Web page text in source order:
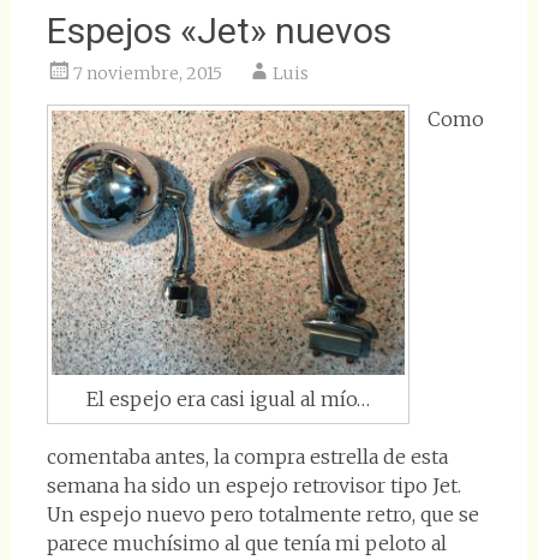
Espejos «Jet» nuevos
7 noviembre, 2015 Luis
El espejo era casi igual al mío…
Como
comentaba antes, la compra estrella de esta
semana ha sido un espejo retrovisor tipo Jet.
Un espejo nuevo pero totalmente retro, que se
parece muchísimo al que tenía mi peloto al